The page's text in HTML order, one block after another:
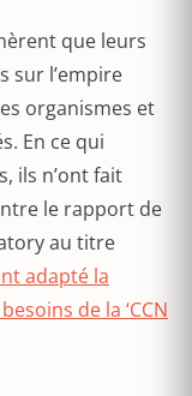
que leurs
sur l’empire
organismes et
En ce qui
ils n’ont fait
le rapport de
au titre
adapté la
de la ‘CCN